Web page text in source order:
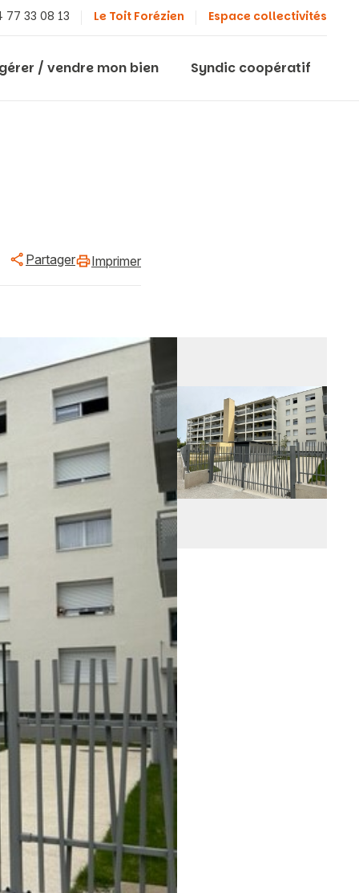
77 33 08 13 Le Toit Forézien Espace collectivités
/ vendre mon bien Syndic coopératif
Partager Imprimer